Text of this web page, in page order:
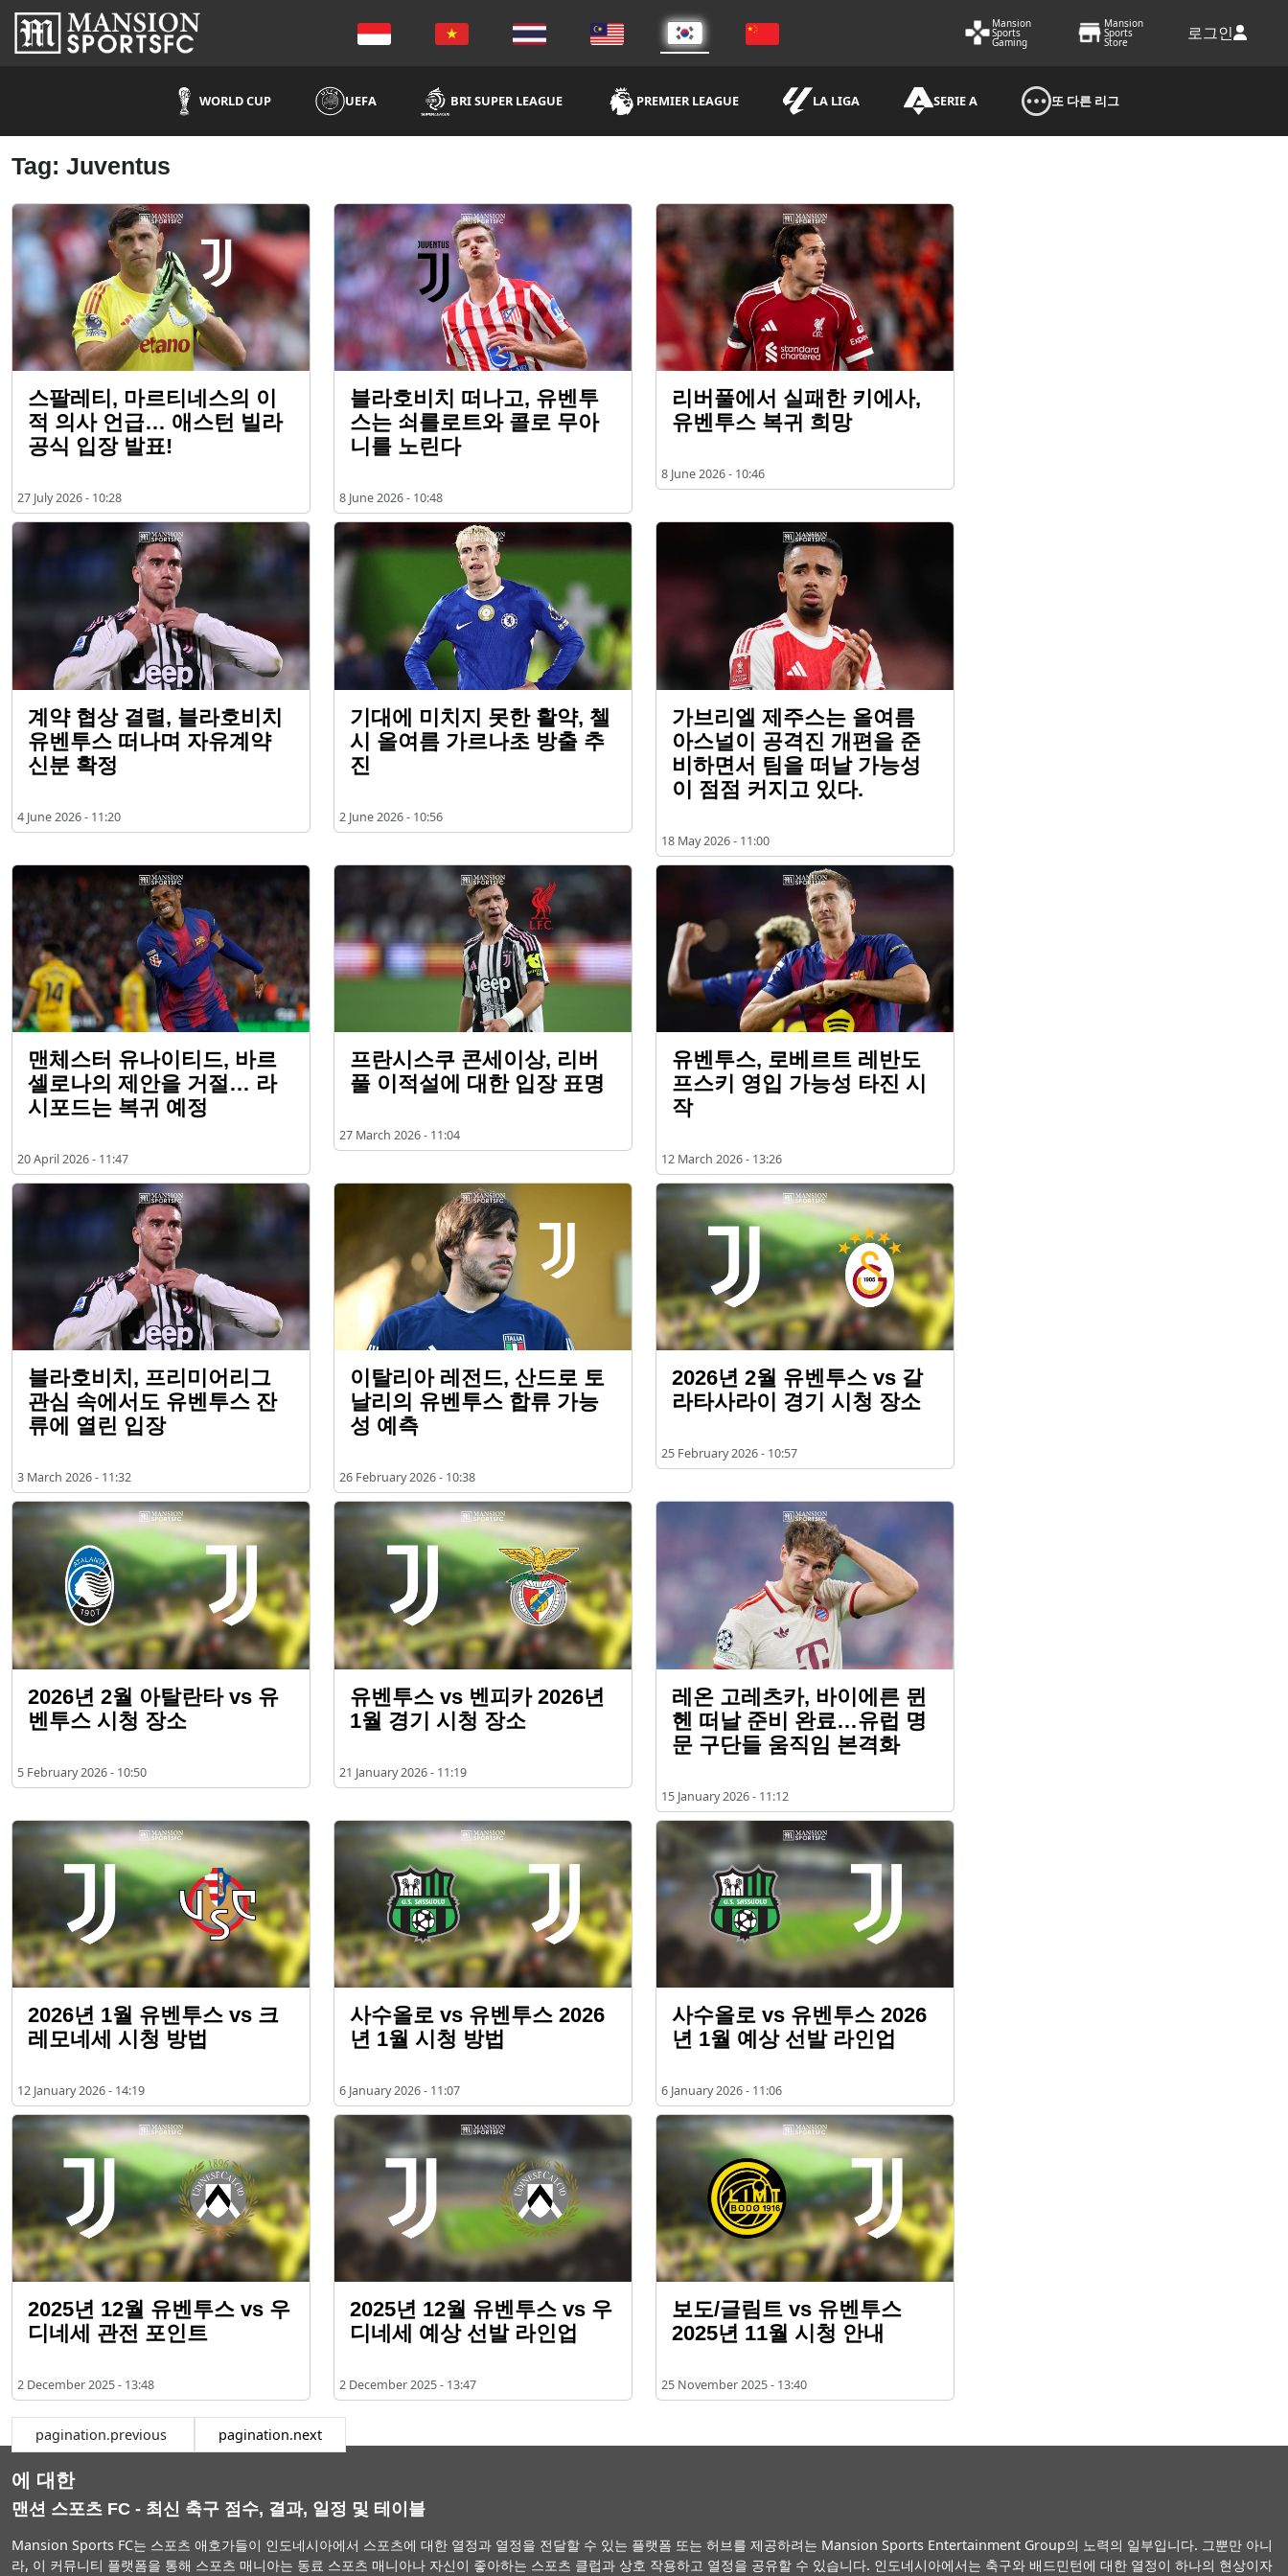
Mansion
Sports
Gaming
Mansion
Sports
Store 로그인
WORLD CUP UEFA BRI SUPER LEAGUE PREMIER LEAGUE LA LIGA SERIE A 또 다른 리그
Tag: Juventus
스팔레티, 마르티네스의 이
적 의사 언급… 애스턴 빌라
공식 입장 발표!
27 July 2026 - 10:28
블라호비치 떠나고, 유벤투
스는 쇠를로트와 콜로 무아
니를 노린다
8 June 2026 - 10:48
리버풀에서 실패한 키에사,
유벤투스 복귀 희망
8 June 2026 - 10:46
계약 협상 결렬, 블라호비치
유벤투스 떠나며 자유계약
신분 확정
4 June 2026 - 11:20
기대에 미치지 못한 활약, 첼
시 올여름 가르나초 방출 추
진
2 June 2026 - 10:56
가브리엘 제주스는 올여름
아스널이 공격진 개편을 준
비하면서 팀을 떠날 가능성
이 점점 커지고 있다.
18 May 2026 - 11:00
맨체스터 유나이티드, 바르
셀로나의 제안을 거절… 라
시포드는 복귀 예정
20 April 2026 - 11:47
프란시스쿠 콘세이상, 리버
풀 이적설에 대한 입장 표명
27 March 2026 - 11:04
유벤투스, 로베르트 레반도
프스키 영입 가능성 타진 시
작
12 March 2026 - 13:26
블라호비치, 프리미어리그
관심 속에서도 유벤투스 잔
류에 열린 입장
3 March 2026 - 11:32
이탈리아 레전드, 산드로 토
날리의 유벤투스 합류 가능
성 예측
26 February 2026 - 10:38
2026년 2월 유벤투스 vs 갈
라타사라이 경기 시청 장소
25 February 2026 - 10:57
2026년 2월 아탈란타 vs 유
벤투스 시청 장소
5 February 2026 - 10:50
유벤투스 vs 벤피카 2026년
1월 경기 시청 장소
21 January 2026 - 11:19
레온 고레츠카, 바이에른 뮌
헨 떠날 준비 완료…유럽 명
문 구단들 움직임 본격화
15 January 2026 - 11:12
2026년 1월 유벤투스 vs 크
레모네세 시청 방법
12 January 2026 - 14:19
사수올로 vs 유벤투스 2026
년 1월 시청 방법
6 January 2026 - 11:07
사수올로 vs 유벤투스 2026
년 1월 예상 선발 라인업
6 January 2026 - 11:06
2025년 12월 유벤투스 vs 우
디네세 관전 포인트
2 December 2025 - 13:48
2025년 12월 유벤투스 vs 우
디네세 예상 선발 라인업
2 December 2025 - 13:47
보도/글림트 vs 유벤투스
2025년 11월 시청 안내
25 November 2025 - 13:40
pagination.previous pagination.next
에 대한
맨션 스포츠 FC - 최신 축구 점수, 결과, 일정 및 테이블
Mansion Sports FC는 스포츠 애호가들이 인도네시아에서 스포츠에 대한 열정과 열정을 전달할 수 있는 플랫폼 또는 허브를 제공하려는 Mansion Sports Entertainment Group의 노력의 일부입니다. 그뿐만 아니
라, 이 커뮤니티 플랫폼을 통해 스포츠 매니아는 동료 스포츠 매니아나 자신이 좋아하는 스포츠 클럽과 상호 작용하고 열정을 공유할 수 있습니다. 인도네시아에서는 축구와 배드민턴에 대한 열정이 하나의 현상이자